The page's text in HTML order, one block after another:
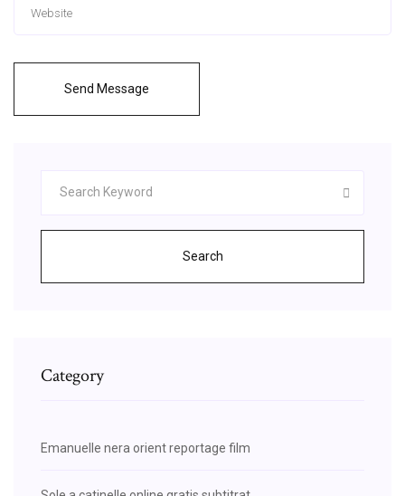
Send Message
Search
Category
Emanuelle nera orient reportage film